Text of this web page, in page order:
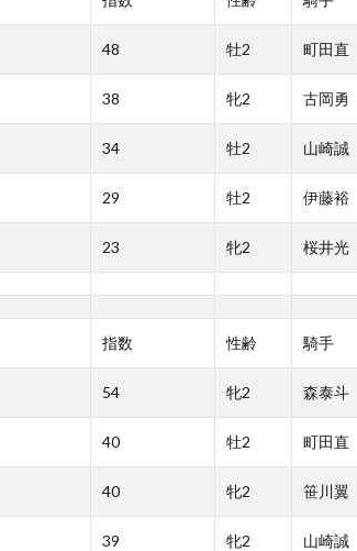
48 牡2 町田直
38 牝2 古岡勇
34 牡2 山崎誠
29 牡2 伊藤裕
23 牝2 桜井光
指数 性齢 騎手
54 牝2 森泰斗
40 牡2 町田直
40 牝2 笹川翼
39 牝2 山崎誠